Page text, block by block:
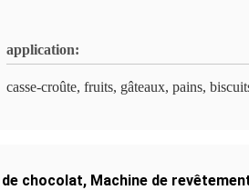
application:
casse-croûte, fruits, gâteaux, pains,
chocolat, Machine de